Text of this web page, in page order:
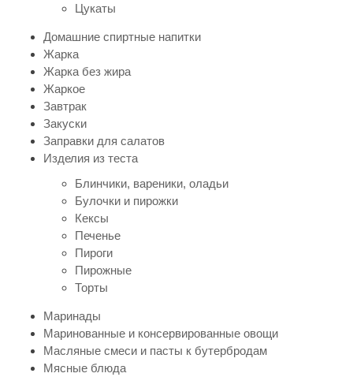
Цукаты
Домашние спиртные напитки
Жарка
Жарка без жира
Жаркое
Завтрак
Закуски
Заправки для салатов
Изделия из теста
Блинчики, вареники, оладьи
Булочки и пирожки
Кексы
Печенье
Пироги
Пирожные
Торты
Маринады
Маринованные и консервированные овощи
Масляные смеси и пасты к бутербродам
Мясные блюда